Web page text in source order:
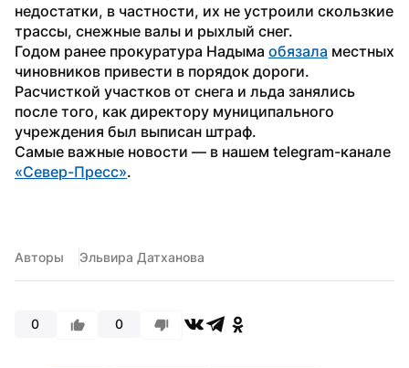
недостатки, в частности, их не устроили скользкие
трассы, снежные валы и рыхлый снег.
Годом ранее прокуратура Надыма обязала местных
чиновников привести в порядок дороги.
Расчисткой участков от снега и льда занялись
после того, как директору муниципального
учреждения был выписан штраф.
«Север-Пресс».
Авторы Эльвира Датханова
0 0